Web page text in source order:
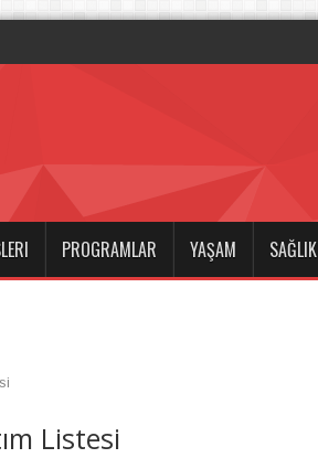
PROGRAMLAR YAŞAM SAĞLIK
Listesi